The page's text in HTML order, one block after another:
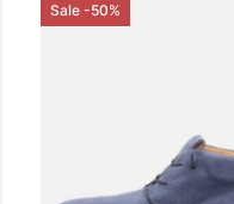
Sale -50%